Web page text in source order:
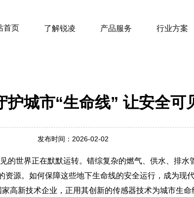
首页 了解锐凌 产品服务 行业方案
护城市“生命线” 让安全可
发布时间：2026-02-02
的世界正在默默运转。错综复杂的燃气、供水、排水
源。如何保障这些地下生命线的安全运行，成为现
高新技术企业，正用其创新的传感器技术为城市生